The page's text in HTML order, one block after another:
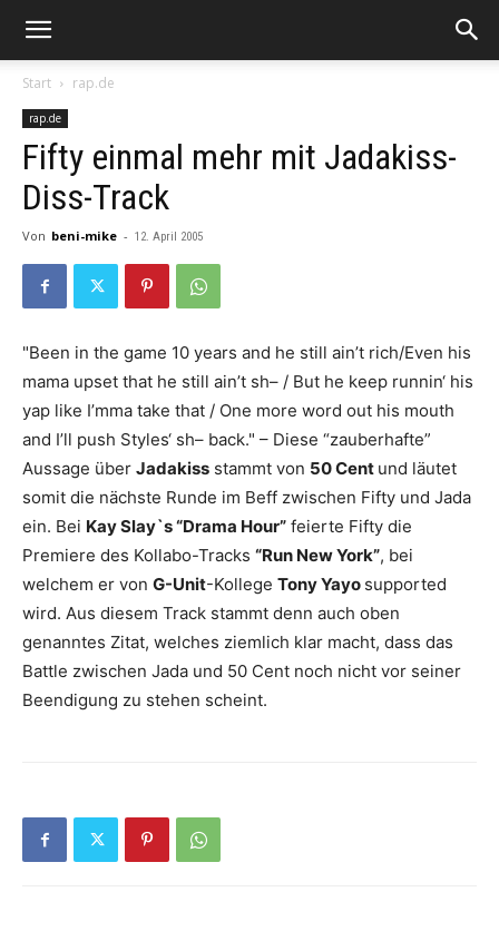
Start rap.de
rap.de
Fifty einmal mehr mit Jadakiss-
Diss-Track
Von beni-mike - 12. April 2005
"Been in the game 10 years and he still ain’t rich/Even his
mama upset that he still ain’t sh– / But he keep runnin‘ his
yap like I’mma take that / One more word out his mouth
and I’ll push Styles‘ sh– back." – Diese “zauberhafte”
Aussage über Jadakiss stammt von 50 Cent und läutet
somit die nächste Runde im Beff zwischen Fifty und Jada
ein. Bei Kay Slay`s “Drama Hour” feierte Fifty die
Premiere des Kollabo-Tracks “Run New York”, bei
welchem er von G-Unit-Kollege Tony Yayo supported
wird. Aus diesem Track stammt denn auch oben
genanntes Zitat, welches ziemlich klar macht, dass das
Battle zwischen Jada und 50 Cent noch nicht vor seiner
Beendigung zu stehen scheint.